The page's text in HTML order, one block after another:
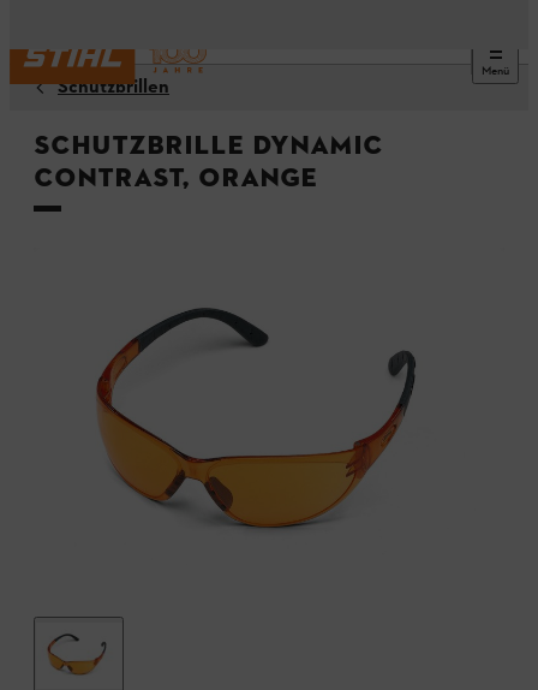
Menü
Schutzbrillen
Schutzbrille DYNAMIC
Contrast, orange